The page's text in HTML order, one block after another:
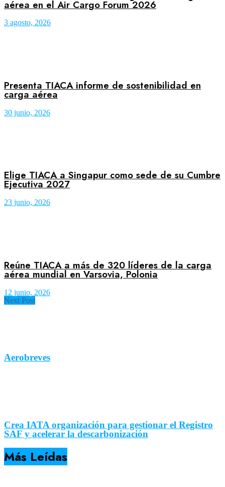
aérea en el Air Cargo Forum 2026
3 agosto, 2026
Presenta TIACA informe de sostenibilidad en
carga aérea
30 junio, 2026
Elige TIACA a Singapur como sede de su Cumbre
Ejecutiva 2027
23 junio, 2026
Reúne TIACA a más de 320 líderes de la carga
aérea mundial en Varsovia, Polonia
12 junio, 2026
Next Post
Aerobreves
Crea IATA organización para gestionar el Registro
SAF y acelerar la descarbonización
Más Leídas